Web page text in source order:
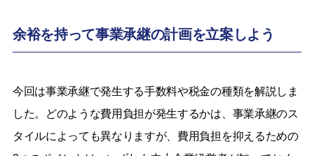
余裕を持って事業承継の計画を立案しよう
今回は事業承継で発生する手数料や税金の種類を解説しま
した。どのような費用負担が発生するかは、事業承継のス
タイルによっても異なりますが、費用負担を抑えるための